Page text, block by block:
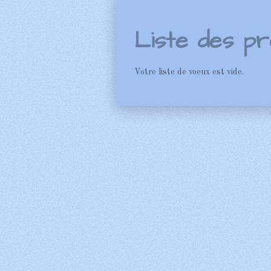
Liste des
Votre liste de voeux est vide.